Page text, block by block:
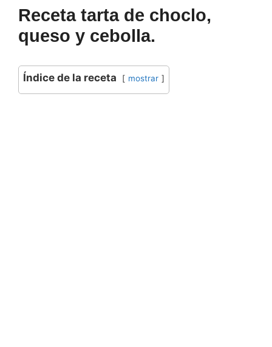
Receta tarta de choclo,
queso y cebolla.
Índice de la receta mostrar